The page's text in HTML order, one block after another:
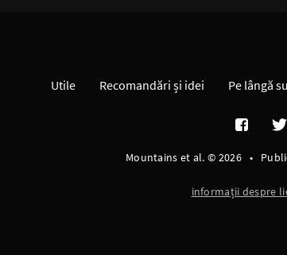
Utile Recomandări și idei Pe lângă
Mountains et al. © 2026 •
informații despre